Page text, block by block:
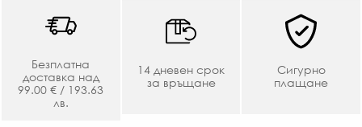
Безплатна
доставка над
99.00 € / 193.63
лв.
14 дневен срок
за връщане
Сигурно
плащане